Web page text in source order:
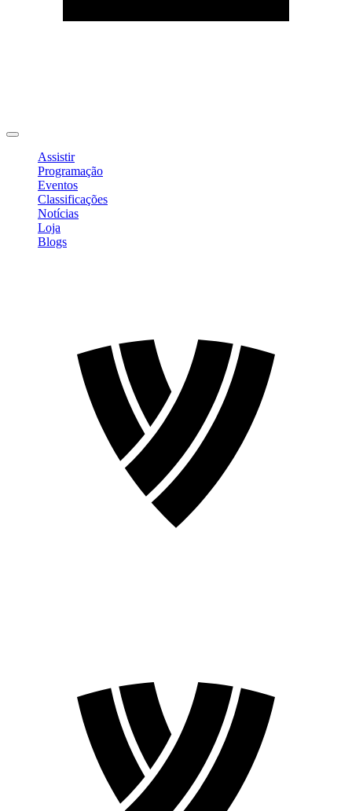
Assistir
Programação
Eventos
Classificações
Notícias
Loja
Blogs